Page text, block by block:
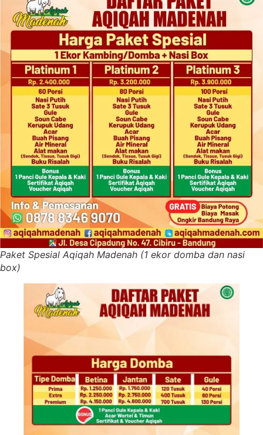
Paket Spesial Aqiqah Madenah (1 ekor domba dan nasi
box)